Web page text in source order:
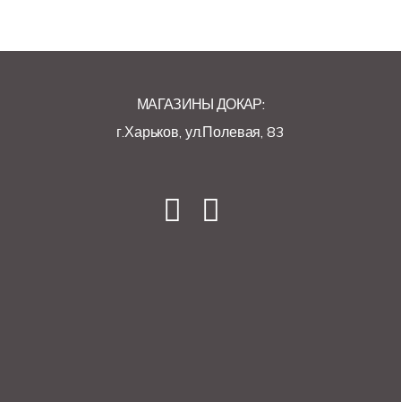
МАГАЗИНЫ ДОКАР:
г.Харьков, ул.Полевая, 83